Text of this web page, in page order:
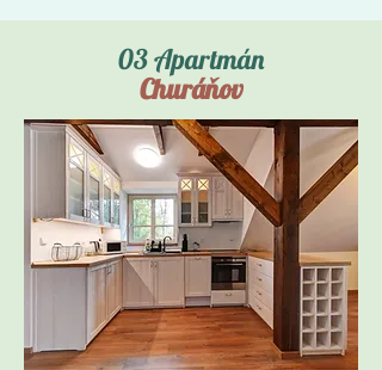
03 Apartmán
Churáňov